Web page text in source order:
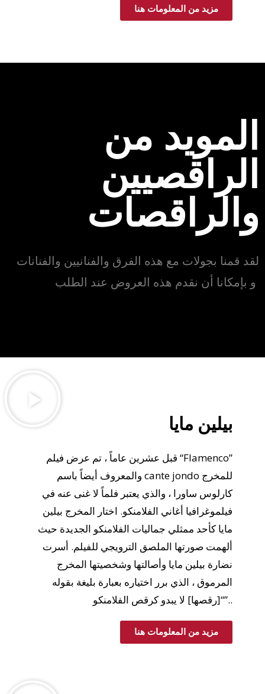
مزيد من المعلومات هنا
المويد من
الراقصيين
والراقصات
لقد قمنا بجولات مع هذه الفرق والفنانيين والفنانات
و بإمكانا أن نقدم هذه العروض عند الطلب
بيلين مايا
قبل عشرين عاماً ، تم عرض فيلم “Flamenco”
والمعروف أيضاً باسم cante jondo للمخرج
كارلوس ساورا ، والذي يعتبر فلماً لا غنى عنه في
فيلموغرافيا أغاني الفلامنكو. اختار المخرج بيلين
مايا كأحد ممثلي جماليات الفلامنكو الجديدة حيث
ألهمت صورتها الملصق الترويجي للفيلم. أسرت
نضارة بيلين مايا وأصالتها وشخصيتها المخرج
المرموق ، الذي برر اختياره بعبارة بليغة بقوله
“[رقصها] لا يبدو كرقص الفلامنكو”..
مزيد من المعلومات هنا